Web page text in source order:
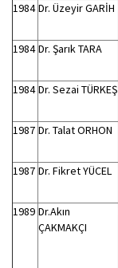
1984 Dr. Üzeyir GARİH
1984 Dr. Şarık TARA
1984 Dr. Sezai TÜRKEŞ
1987 Dr. Talat ORHON
1987 Dr. Fikret YÜCEL
1989 Dr.Akın
ÇAKMAKÇI